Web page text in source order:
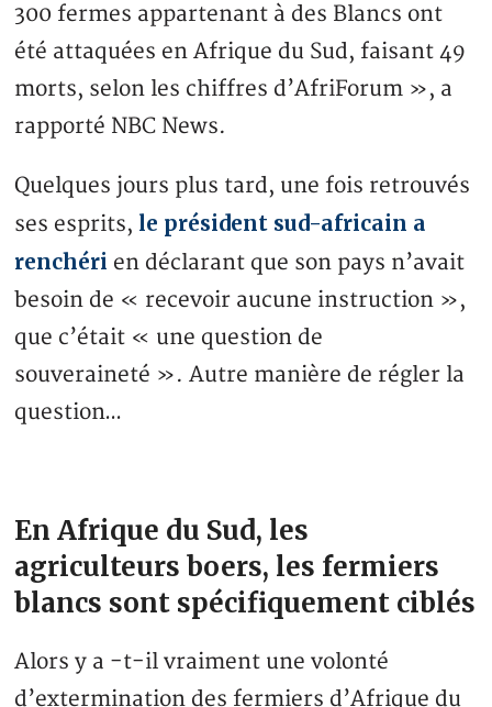
300 fermes appartenant à des Blancs ont
été attaquées en Afrique du Sud, faisant 49
morts, selon les chiffres d’AfriForum », a
rapporté NBC News.
Quelques jours plus tard, une fois retrouvés
ses esprits, le président sud-africain a
renchéri en déclarant que son pays n’avait
besoin de « recevoir aucune instruction »,
que c’était « une question de
souveraineté ». Autre manière de régler la
question…
En Afrique du Sud, les
agriculteurs boers, les fermiers
blancs sont spécifiquement ciblés
Alors y a -t-il vraiment une volonté
d’extermination des fermiers d’Afrique du